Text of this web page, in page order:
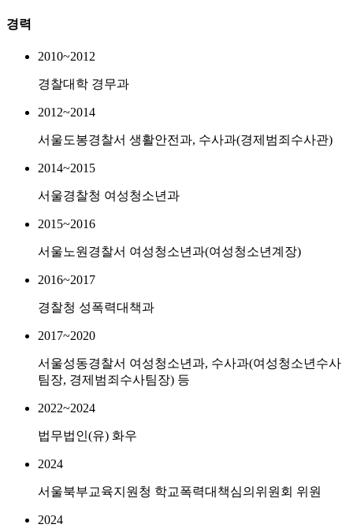
경력
2010~2012
경찰대학 경무과
2012~2014
서울도봉경찰서 생활안전과, 수사과(경제범죄수사관)
2014~2015
서울경찰청 여성청소년과
2015~2016
서울노원경찰서 여성청소년과(여성청소년계장)
2016~2017
경찰청 성폭력대책과
2017~2020
서울성동경찰서 여성청소년과, 수사과(여성청소년수사
팀장, 경제범죄수사팀장) 등
2022~2024
법무법인(유) 화우
2024
서울북부교육지원청 학교폭력대책심의위원회 위원
2024